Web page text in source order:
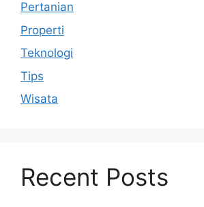
Pertanian
Properti
Teknologi
Tips
Wisata
Recent Posts